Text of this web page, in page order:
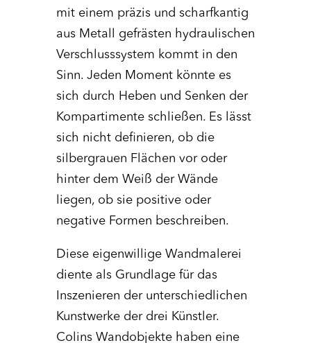
mit einem präzis und scharfkantig
aus Metall gefrästen hydraulischen
Verschlusssystem kommt in den
Sinn. Jeden Moment könnte es
sich durch Heben und Senken der
Kompartimente schließen. Es lässt
sich nicht definieren, ob die
silbergrauen Flächen vor oder
hinter dem Weiß der Wände
liegen, ob sie positive oder
negative Formen beschreiben.
Diese eigenwillige Wandmalerei
diente als Grundlage für das
Inszenieren der unterschiedlichen
Kunstwerke der drei Künstler.
Colins Wandobjekte haben eine